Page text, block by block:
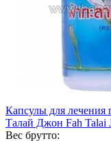
Капсулы для лечения
Талай Джон Fah Talai
Вес брутто: